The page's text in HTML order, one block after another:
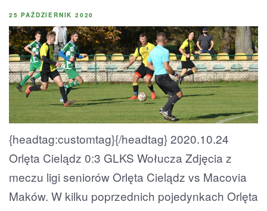
25 PAŹDZIERNIK 2020
{headtag:customtag}{/headtag} 2020.10.24
Orlęta Cielądz 0:3 GLKS Wołucza Zdjęcia z
meczu ligi seniorów Orlęta Cielądz vs Macovia
Maków. W kilku poprzednich pojedynkach Orlęta